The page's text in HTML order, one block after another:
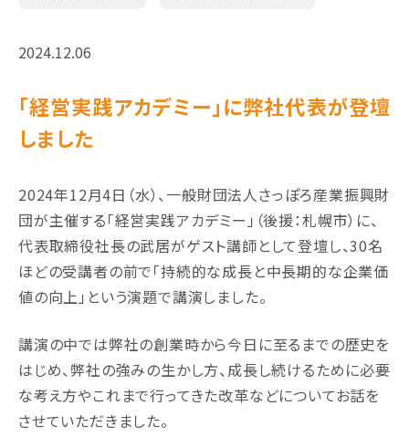
2024.12.06
「経営実践アカデミー」に弊社代表が登壇
しました
2024年12月4日（水）、一般財団法人さっぽろ産業振興財
団が主催する「経営実践アカデミー」（後援：札幌市）に、
代表取締役社長の武居がゲスト講師として登壇し、30名
ほどの受講者の前で「持続的な成長と中長期的な企業価
値の向上」という演題で講演しました。
講演の中では弊社の創業時から今日に至るまでの歴史を
はじめ、弊社の強みの生かし方、成長し続けるために必要
な考え方やこれまで行ってきた改革などについてお話を
させていただきました。